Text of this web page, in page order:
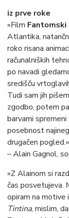
iz prve roke
»Film Fantomski
Atlantika,
roko risana
računalniških
po navadi
središču
Tudi sam jih
zgodbo, potem
barvami
posebnost
drugačen pogled.«
– Alain Gagnol,
»Z Alainom si
čas posvetujeva.
opiram na motive
Tintina, mislim,